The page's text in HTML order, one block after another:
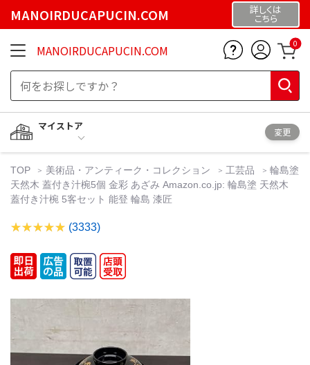
MANOIRDUCAPUCIN.COM 詳しくは
こちら
MANOIRDUCAPUCIN.COM 0
マイストア
変更
TOP 美術品・アンティーク・コレクション 工芸品
輪島塗
天然木 蓋付き汁椀5個 金彩 あざみ Amazon.co.jp: 輪島塗 天然木
蓋付き汁椀 5客セット 能登 輪島 漆匠
(3333)